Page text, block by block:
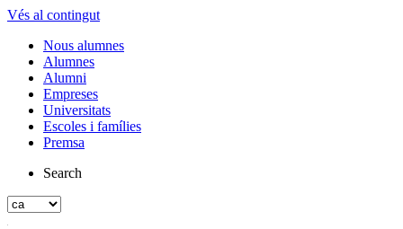
Vés al contingut
Nous alumnes
Alumnes
Alumni
Empreses
Universitats
Escoles i famílies
Premsa
Search